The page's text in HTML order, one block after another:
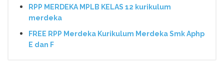
RPP MERDEKA MPLB KELAS 12 kurikulum
merdeka
FREE RPP Merdeka Kurikulum Merdeka Smk Aphp
E dan F